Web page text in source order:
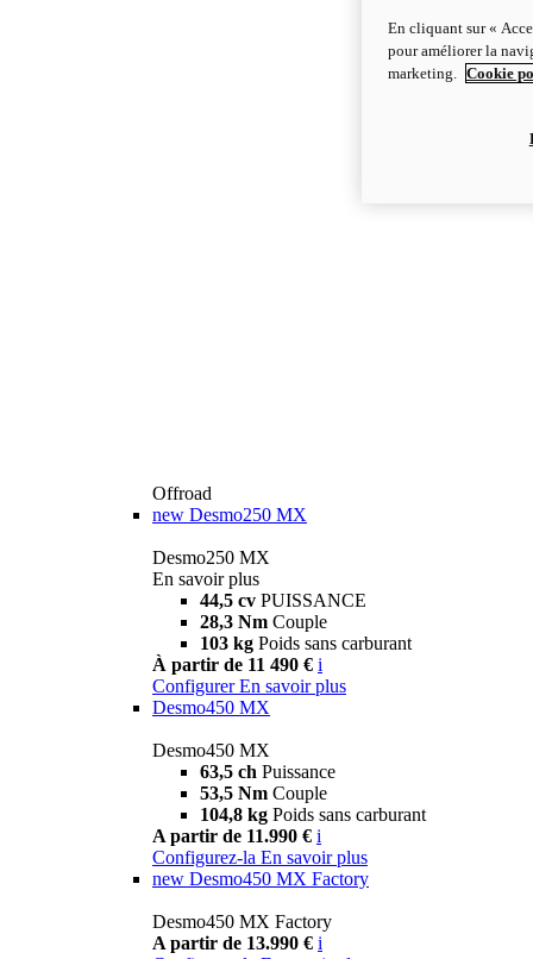
Offroad
new Desmo250 MX
Desmo250 MX
En savoir plus
44,5 cv PUISSANCE
28,3 Nm Couple
103 kg Poids sans carburant
À partir de 11 490 € i
Configurer En savoir plus
Desmo450 MX
Desmo450 MX
63,5 ch Puissance
53,5 Nm Couple
104,8 kg Poids sans carburant
A partir de 11.990 € i
Configurez-la En savoir plus
new Desmo450 MX Factory
Desmo450 MX Factory
A partir de 13.990 € i
En cliquant sur «
pour améliorer la
marketing.
Cookie